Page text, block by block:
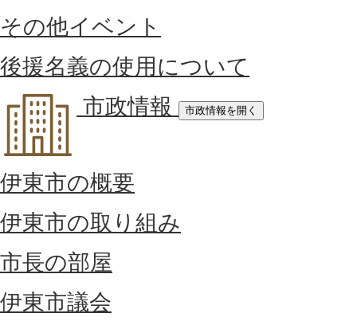
その他イベント
後援名義の使用について
市政情報
市政情報を開く
伊東市の概要
伊東市の取り組み
市長の部屋
伊東市議会